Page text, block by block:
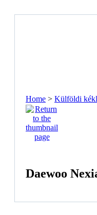
Home > Külföldi
Daewoo